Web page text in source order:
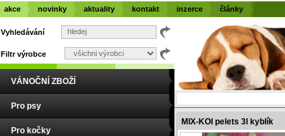
MIX-KOI pelets 3l kyblík
Vyhledávání
Filtr výrobce
VÁNOČNÍ ZBOŽÍ
Pro psy
Pro kočky
akce novinky aktuality kontakt inzerce články